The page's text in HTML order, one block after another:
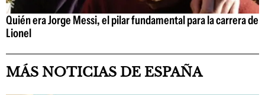
Quién era Jorge Messi, el pilar fundamental para la carrera de
Lionel
MÁS NOTICIAS DE ESPAÑA